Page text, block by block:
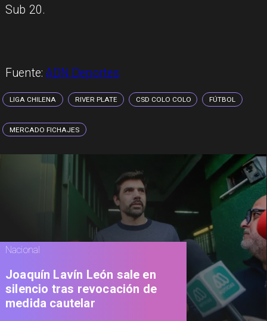
Sub 20.
Fuente:ADN Deportes
LIGA CHILENA RIVER PLATE CSD COLO COLO FÚTBOL
MERCADO FICHAJES
Nacional
Joaquín Lavín León sale en
silencio tras revocación de
medida cautelar